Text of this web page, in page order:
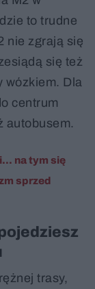
to trudne
nie zgrają się
się też
wózkiem. Dla
centrum
autobusem.
na tym się
sprzed
trasy,